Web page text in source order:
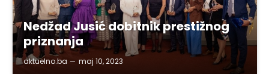
Nedžad Jusić dobitnik prestižnog
priznanja
aktuelno.ba maj 10, 2023